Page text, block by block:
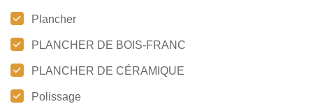
Plancher
PLANCHER DE BOIS-FRANC
PLANCHER DE CÉRAMIQUE
Polissage